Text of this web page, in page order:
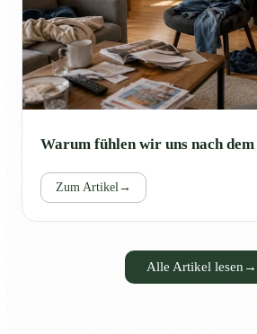
Warum fühlen wir uns nach dem
Zum Artikel →
Alle Artikel lesen →